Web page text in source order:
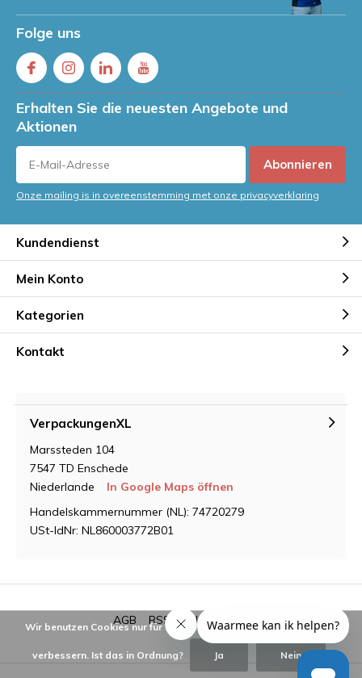
Folge uns
Erhalten Sie die neuesten Angebote und
Aktionen
Abonnieren
Onze mailing is in overeenstemming met onze privacyverklaring
Kundendienst
Mein Konto
Kategorien
Kontakt
VerpackungenXL
Marssteden 104
7547 TD Enschede
Niederlande
In Google Maps öffnen
Handelskammernummer (NL): 74720279
USt-IdNr: NL860003772B01
AGB RSS feed Sitemap
Wir benutzen Cookies nur für interne Zwecke um den Webshop zu
verbessern. Ist das in Ordnung? Ja Nein